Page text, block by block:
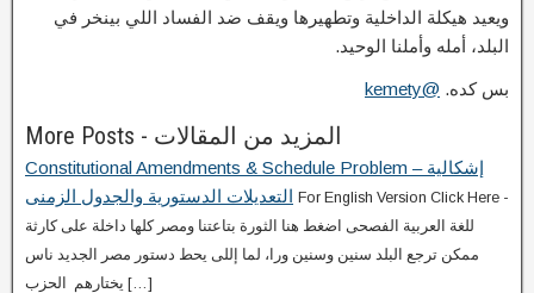
ويعيد هيكلة الداخلية وتطهيرها ويقف ضد الفساد اللي بينخر في
البلد، أمله وأملنا الوحيد.
بس كده. @kemety
More Posts - المزيد من المقالات
Constitutional Amendments & Schedule Problem – إشكالية
التعديلات الدستورية والجدول الزمنى For English Version Click Here -
للغة العربية الفصحى اضغط هنا الثورة بتاعتنا ومصر كلها داخلة على كارثة
ممكن ترجع البلد سنين وسنين ورا، لما إللى يحط دستور مصر الجديد ناس
يختارهم الحزب […]